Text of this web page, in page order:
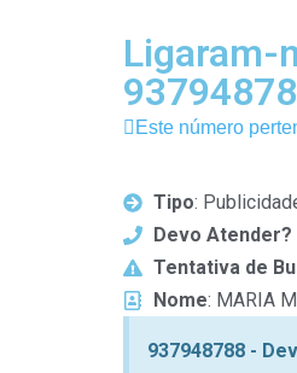
Ligaram-
Este número
Tipo:
Devo Atender?
Tentativa de
Nome: MARIA
937948788 -